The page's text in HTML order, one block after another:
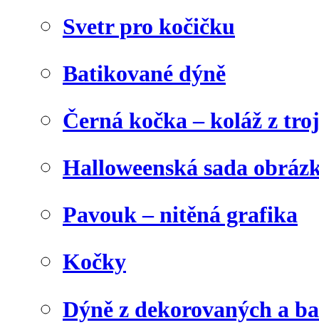
Svetr pro kočičku
Batikované dýně
Černá kočka – koláž z
Halloweenská sada
Pavouk – nitěná grafika
Kočky
Dýně z dekorovaných a